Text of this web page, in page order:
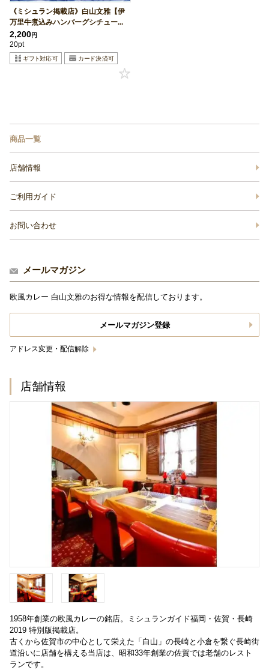
《ミシュラン掲載店》白山文雅【伊
万里牛煮込みハンバーグシチュー...
2,200円
20pt
商品一覧
店舗情報
ご利用ガイド
お問い合わせ
メールマガジン
欧風カレー 白山文雅のお得な情報を配信しております。
メールマガジン登録
アドレス変更・配信解除
店舗情報
1958年創業の欧風カレーの銘店。ミシュランガイド福岡・佐賀・長崎
2019 特別版掲載店。
古くから佐賀市の中心として栄えた「白山」の長崎と小倉を繋ぐ長崎街
道沿いに店舗を構える当店は、昭和33年創業の佐賀では老舗のレスト
ランです。